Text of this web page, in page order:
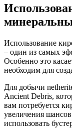
Использование
– один из самых
Особенно это
необходим для
Для добычи
Ancient Debris,
вам потребуется
увеличения
использовать